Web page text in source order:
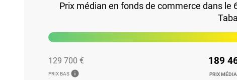
Prix médian en fonds de commerce dans le
129 700 €
PRIX BAS info
189
PRIX